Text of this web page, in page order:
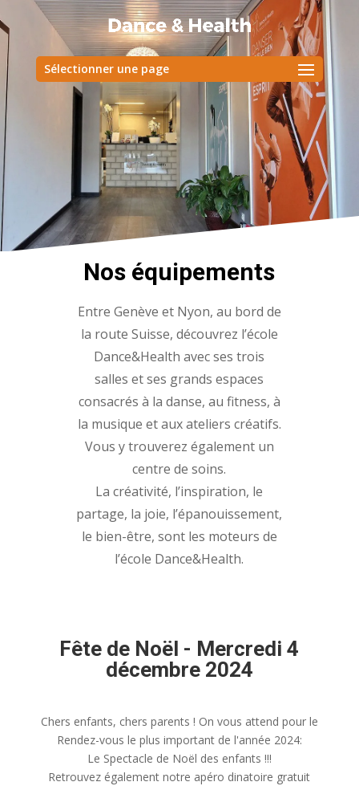
Sélectionner une page
Nos équipements
Entre Genève et Nyon, au bord de
la route Suisse, découvrez l’école
Dance&Health avec ses trois
salles et ses grands espaces
consacrés à la danse, au fitness, à
la musique et aux ateliers créatifs.
Vous y trouverez également un
centre de soins.
La créativité, l’inspiration, le
partage, la joie, l’épanouissement,
le bien-être, sont les moteurs de
l’école Dance&Health.
Fête de Noël - Mercredi 4
décembre 2024
Chers enfants, chers parents ! On vous attend pour le
Rendez-vous le plus important de l'année 2024:
Le Spectacle de Noël des enfants !!!
Retrouvez également notre apéro dinatoire gratuit